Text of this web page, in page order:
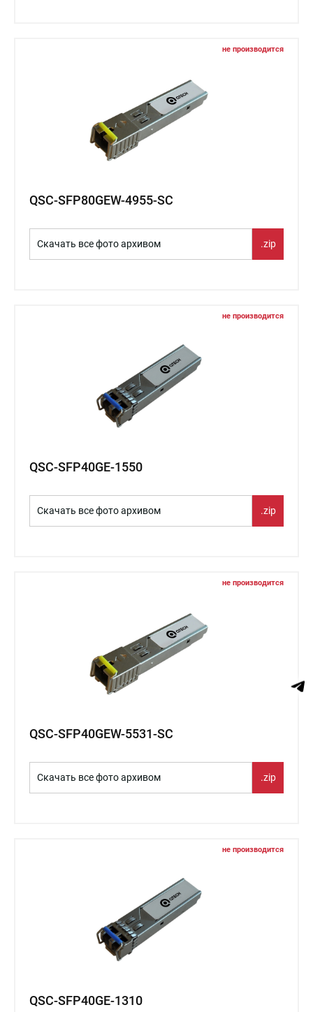
не производится
QSC-SFP80GEW-4955-SC
Скачать все фото архивом .zip
не производится
QSC-SFP40GE-1550
Скачать все фото архивом .zip
не производится
QSC-SFP40GEW-5531-SC
Скачать все фото архивом .zip
не производится
QSC-SFP40GE-1310